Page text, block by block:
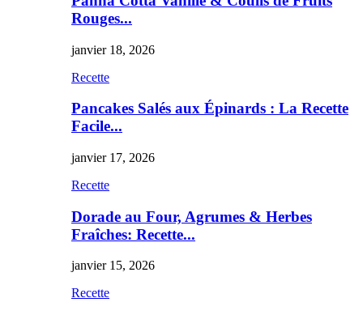
Rouges...
janvier 18, 2026
Recette
Pancakes Salés aux Épinards : La Recette
Facile...
janvier 17, 2026
Recette
Dorade au Four, Agrumes & Herbes
Fraîches: Recette...
janvier 15, 2026
Recette